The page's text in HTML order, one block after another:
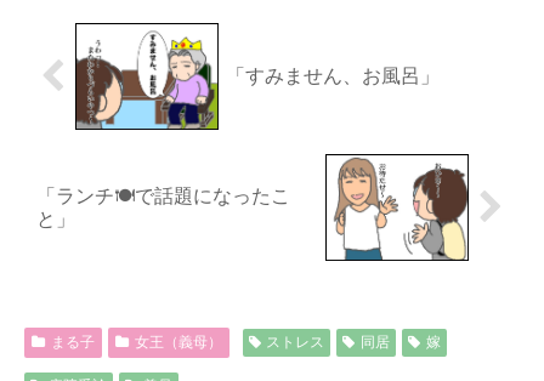
「すみません、お風呂」
「ランチ🍽️で話題になったこ
と」
まる子 女王（義母） ストレス 同居 嫁